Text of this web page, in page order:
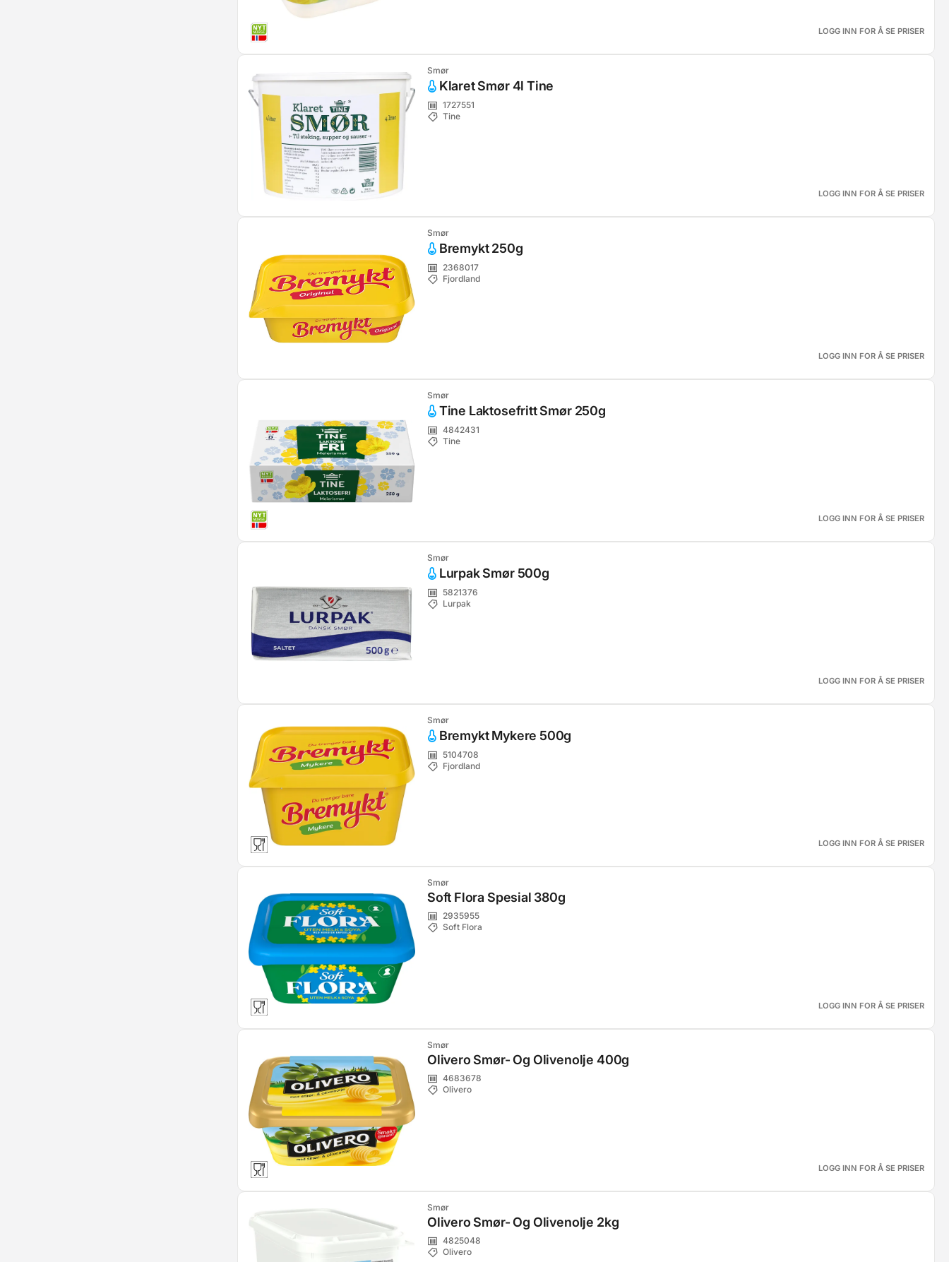
LOGG INN FOR Å SE PRISER
Smør
Klaret Smør 4l Tine
1727551
Tine
LOGG INN FOR Å SE PRISER
Smør
Bremykt 250g
2368017
Fjordland
LOGG INN FOR Å SE PRISER
Smør
Tine Laktosefritt Smør 250g
4842431
Tine
LOGG INN FOR Å SE PRISER
Smør
Lurpak Smør 500g
5821376
Lurpak
LOGG INN FOR Å SE PRISER
Smør
Bremykt Mykere 500g
5104708
Fjordland
LOGG INN FOR Å SE PRISER
Smør
Soft Flora Spesial 380g
2935955
Soft Flora
LOGG INN FOR Å SE PRISER
Smør
Olivero Smør- Og Olivenolje 400g
4683678
Olivero
LOGG INN FOR Å SE PRISER
Smør
Olivero Smør- Og Olivenolje 2kg
4825048
Olivero